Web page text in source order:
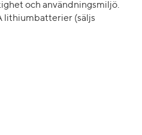
och användningsmiljö.
lithiumbatterier (säljs